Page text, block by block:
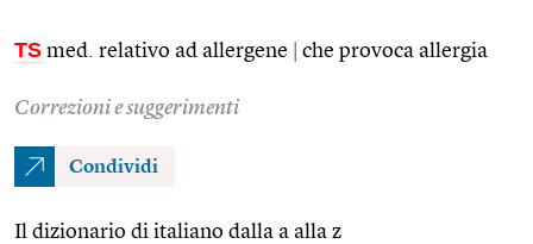
TS med. relativo ad allergene che provoca allergia
Correzioni e suggerimenti
Condividi
Il dizionario di italiano dalla a alla z